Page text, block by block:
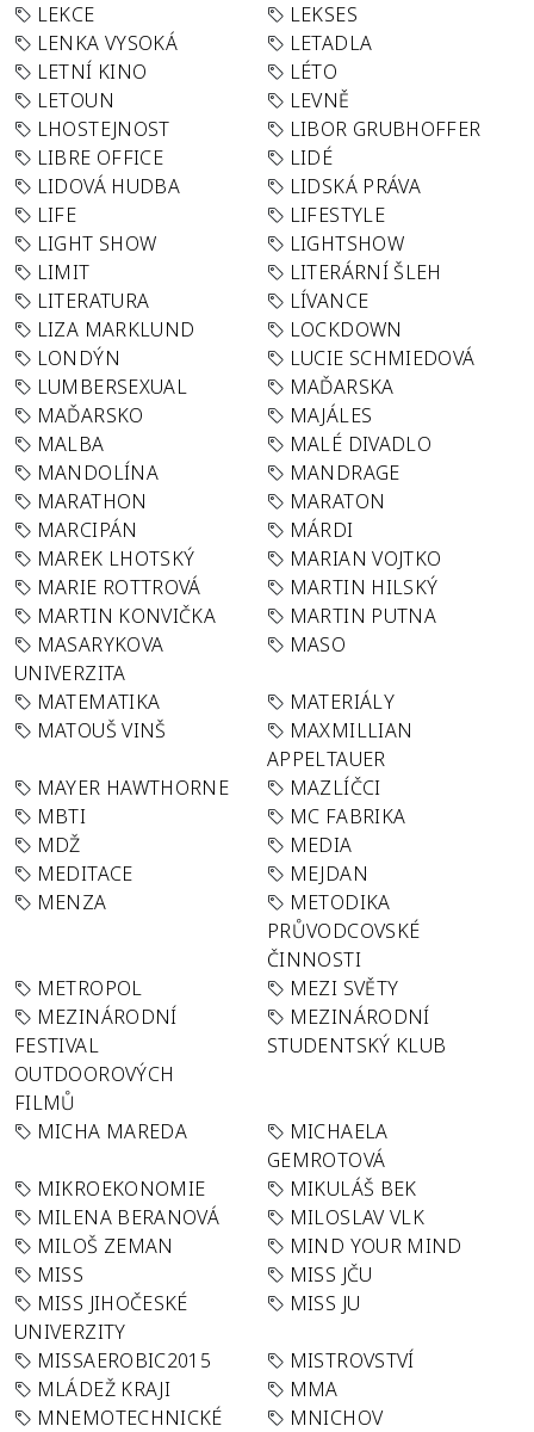
LEKCE
LEKSES
LENKA VYSOKÁ
LETADLA
LETNÍ KINO
LÉTO
LETOUN
LEVNĚ
LHOSTEJNOST
LIBOR GRUBHOFFER
LIBRE OFFICE
LIDÉ
LIDOVÁ HUDBA
LIDSKÁ PRÁVA
LIFE
LIFESTYLE
LIGHT SHOW
LIGHTSHOW
LIMIT
LITERÁRNÍ ŠLEH
LITERATURA
LÍVANCE
LIZA MARKLUND
LOCKDOWN
LONDÝN
LUCIE SCHMIEDOVÁ
LUMBERSEXUAL
MAĎARSKA
MAĎARSKO
MAJÁLES
MALBA
MALÉ DIVADLO
MANDOLÍNA
MANDRAGE
MARATHON
MARATON
MARCIPÁN
MÁRDI
MAREK LHOTSKÝ
MARIAN VOJTKO
MARIE ROTTROVÁ
MARTIN HILSKÝ
MARTIN KONVIČKA
MARTIN PUTNA
MASARYKOVA
UNIVERZITA
MASO
MATEMATIKA
MATERIÁLY
MATOUŠ VINŠ
MAXMILLIAN
APPELTAUER
MAYER HAWTHORNE
MAZLÍČCI
MBTI
MC FABRIKA
MDŽ
MEDIA
MEDITACE
MEJDAN
MENZA
METODIKA
PRŮVODCOVSKÉ
ČINNOSTI
METROPOL
MEZI SVĚTY
MEZINÁRODNÍ
FESTIVAL
OUTDOOROVÝCH
FILMŮ
MEZINÁRODNÍ
STUDENTSKÝ KLUB
MICHA MAREDA
MICHAELA
GEMROTOVÁ
MIKROEKONOMIE
MIKULÁŠ BEK
MILENA BERANOVÁ
MILOSLAV VLK
MILOŠ ZEMAN
MIND YOUR MIND
MISS
MISS JČU
MISS JIHOČESKÉ
UNIVERZITY
MISS JU
MISSAEROBIC2015
MISTROVSTVÍ
MLÁDEŽ KRAJI
MMA
MNEMOTECHNICKÉ
MNICHOV